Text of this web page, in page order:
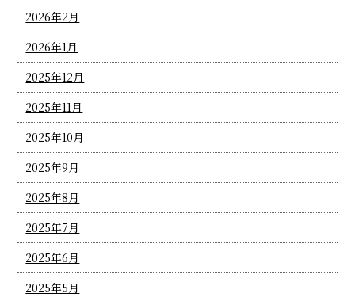
2026年2月
2026年1月
2025年12月
2025年11月
2025年10月
2025年9月
2025年8月
2025年7月
2025年6月
2025年5月